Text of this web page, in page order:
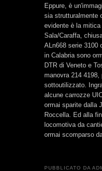
Eppure, è
sia strutturalmente
evidente è la
Sala/Caraffa,
ALn668 serie 3100
in Calabria sono
DTR di Veneto e
manovra 214
sottoutilizzato.
alcune carrozze
ormai sparite dalla
Roccella. Ed alla
locomotiva da
ormai scomparso
PUBBLICATO DA